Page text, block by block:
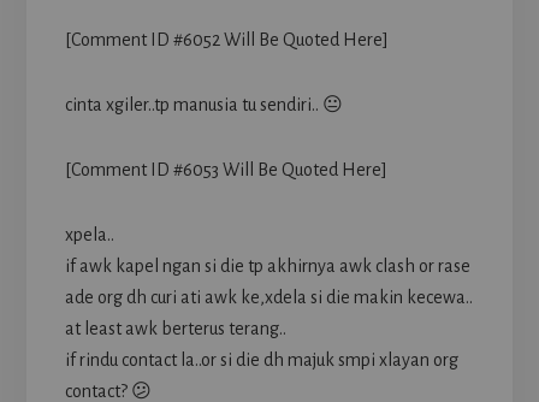
[Comment ID #6052 Will Be Quoted Here]
cinta xgiler..tp manusia tu sendiri.. 😐
[Comment ID #6053 Will Be Quoted Here]
xpela..
if awk kapel ngan si die tp akhirnya awk clash or rase
ade org dh curi ati awk ke,xdela si die makin kecewa..
at least awk berterus terang..
if rindu contact la..or si die dh majuk smpi xlayan org
contact? 😕